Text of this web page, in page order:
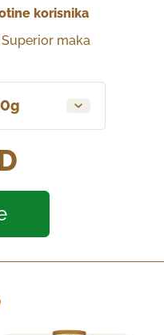
korisnika
maka